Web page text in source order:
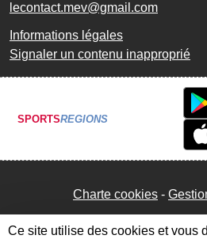
lecontact.mev@gmail.com
Informations légales
Signaler un contenu inapproprié
SPORTSREGIONS
Charte cookies
Ce site utilise des cookies et vous